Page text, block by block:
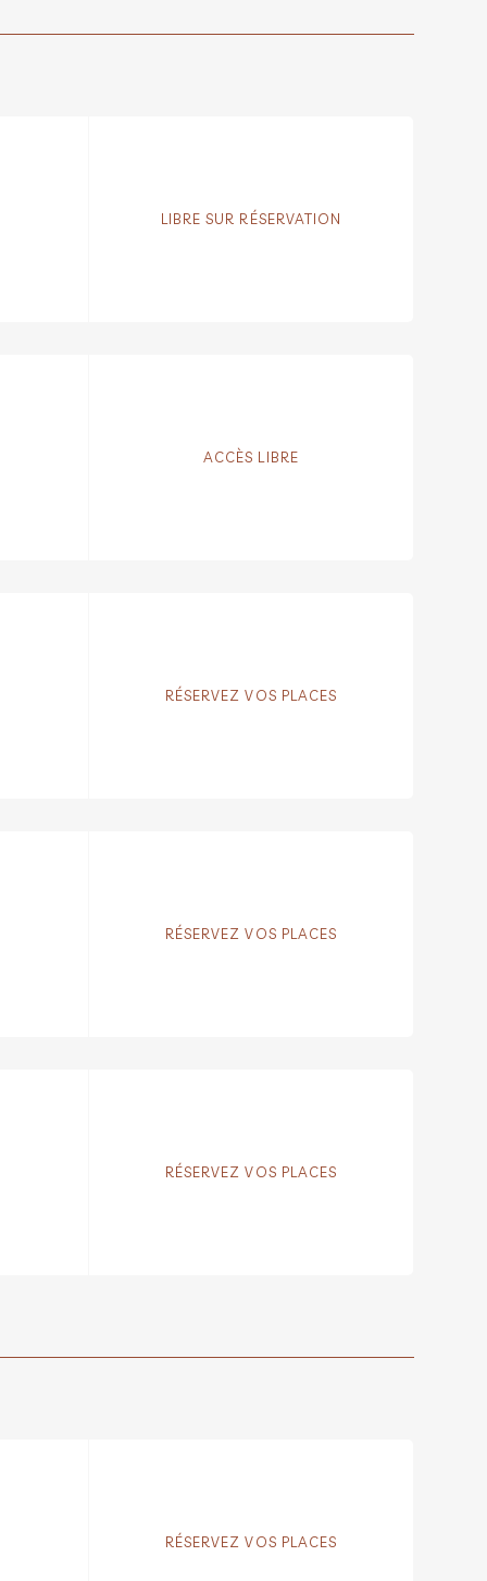
LIBRE SUR RÉSERVATION
ACCÈS LIBRE
RÉSERVEZ VOS PLACES
RÉSERVEZ VOS PLACES
RÉSERVEZ VOS PLACES
RÉSERVEZ VOS PLACES